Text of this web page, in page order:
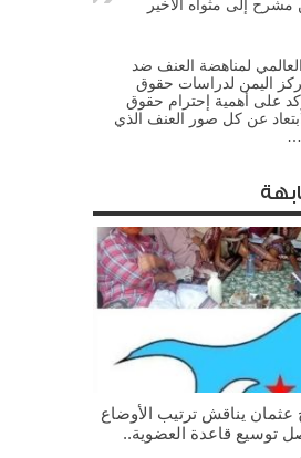
إلى مثواه الأخير
لمناهضة العنف ضد
اليمن لدراسات حقوق
على أهمية إحترام حقوق
عن كل صور العنف الذي
عثمان يناقش ترتيب الأوضاع
توسيع قاعدة العضوية..